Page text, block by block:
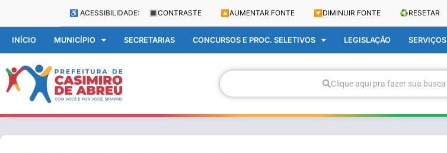
♿ ACESSIBILIDADE: 🔳 CONTRASTE 🔼 AUMENTAR FONTE 🔽 DIMINUIR FONTE ♻️RESETAR
INÍCIO MUNICÍPIO SECRETARIAS CONCURSOS E PROC. SELETIVOS LEGISLAÇÃO SERVIÇOS
Clique aqui pra fazer sua busca